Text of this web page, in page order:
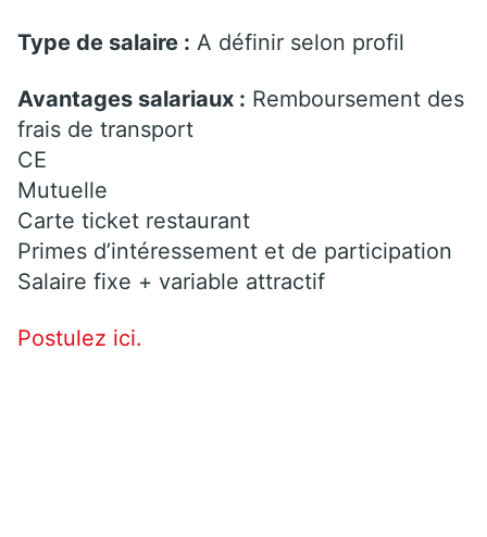
Type de salaire : A définir selon profil
Avantages salariaux : Remboursement des
frais de transport
CE
Mutuelle
Carte ticket restaurant
Primes d’intéressement et de participation
Salaire fixe + variable attractif
Postulez ici.